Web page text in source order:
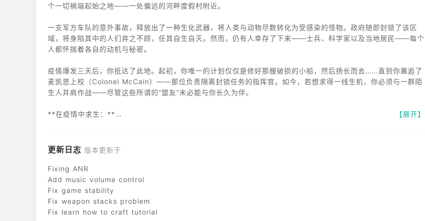
个一切祸端起始之地——一处偏远的河畔度假村附近。
一支军方车队的意外事故，释放出了一种生化武器，将人类与动物尽数转化为受感染的怪物。政府随即封锁了该区
域，将身陷其中的人们弃之不顾，任其自生自灭。然而，仍有人幸存了下来——士兵、科学家以及当地居民——每个
人都怀揣着各自的动机与秘密。
疫情爆发三天后，你抵达了此地。起初，你唯一的计划仅仅是修好那艘破损的小船，然后扬长而去……直到你邂逅了
麦凯恩上校（Colonel McCain）——那位负责隔离封锁任务的指挥官。如今，若想求得一线生机，你必须与一群陌
生人并肩作战——尽管这些所谓的“盟友”未必能与你长久为伴。
**在疫情中求生：**
随着每一次击杀而不断进化。每一发子弹都至关重要，而任何声响都可能引来更多的怪物。
**组建你的团队：**
结识形形色色的幸存者：劳拉·黑尔博士（Dr. Laura Hale），那位导致实验失控的科学家；帕维尔神父（Father
Pavel），一位引领迷途之人​​的牧师；以及埃琳娜（Elena），一位足智多谋的搜寻者，正是她维系着营地的生机。
你们将携手并肩，成为人类最后的希望——前提是你们能够彼此信任。
【展开】
更新日志 版本更新于
Fixing ANR
Add music volume control
Fix game stability
Fix weapon stacks problem
Fix learn how to craft tutorial